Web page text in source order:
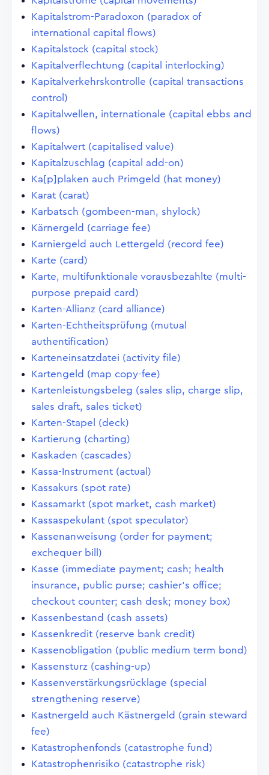
Kapitalstrom-Paradoxon (paradox of
international capital flows)
Kapitalstock (capital stock)
Kapitalverflechtung (capital interlocking)
Kapitalverkehrskontrolle (capital transactions
control)
Kapitalwellen, internationale (capital ebbs and
flows)
Kapitalwert (capitalised value)
Kapitalzuschlag (capital add-on)
Ka[p]plaken auch Primgeld (hat money)
Karat (carat)
Karbatsch (gombeen-man, shylock)
Kärnergeld (carriage fee)
Karniergeld auch Lettergeld (record fee)
Karte (card)
Karte, multifunktionale vorausbezahlte (multi-
purpose prepaid card)
Karten-Allianz (card alliance)
Karten-Echtheitsprüfung (mutual
authentification)
Karteneinsatzdatei (activity file)
Kartengeld (map copy-fee)
Kartenleistungsbeleg (sales slip, charge slip,
sales draft, sales ticket)
Karten-Stapel (deck)
Kartierung (charting)
Kaskaden (cascades)
Kassa-Instrument (actual)
Kassakurs (spot rate)
Kassamarkt (spot market, cash market)
Kassaspekulant (spot speculator)
Kassenanweisung (order for payment;
exchequer bill)
Kasse (immediate payment; cash; health
insurance, public purse; cashier's office;
checkout counter; cash desk; money box)
Kassenbestand (cash assets)
Kassenkredit (reserve bank credit)
Kassenobligation (public medium term bond)
Kassensturz (cashing-up)
Kassenverstärkungsrücklage (special
strengthening reserve)
Kastnergeld auch Kästnergeld (grain steward
fee)
Katastrophenfonds (catastrophe fund)
Katastrophenrisiko (catastrophe risk)